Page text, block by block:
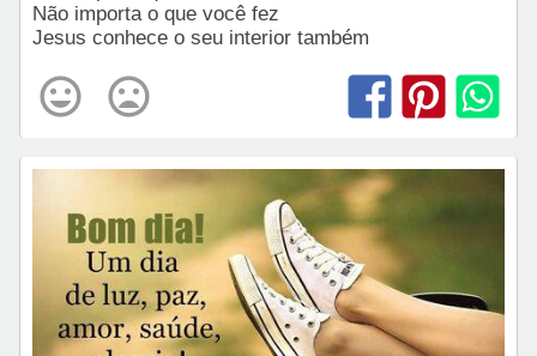
Não importa o que você fez
Jesus conhece o seu interior também